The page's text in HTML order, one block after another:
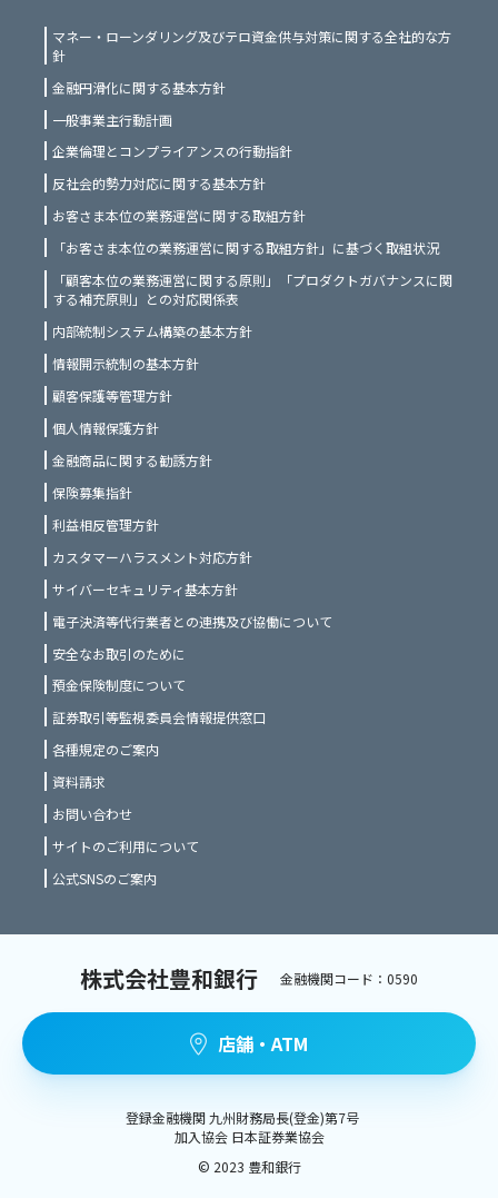
マネー・ローンダリング及びテロ資金供与対策に関する全社的な方
針
金融円滑化に関する基本方針
一般事業主行動計画
企業倫理とコンプライアンスの行動指針
反社会的勢力対応に関する基本方針
お客さま本位の業務運営に関する取組方針
「お客さま本位の業務運営に関する取組方針」に基づく取組状況
「顧客本位の業務運営に関する原則」「プロダクトガバナンスに関
する補充原則」との対応関係表
内部統制システム構築の基本方針
情報開示統制の基本方針
顧客保護等管理方針
個人情報保護方針
金融商品に関する勧誘方針
保険募集指針
利益相反管理方針
カスタマーハラスメント対応方針
サイバーセキュリティ基本方針
電子決済等代行業者との連携及び協働について
安全なお取引のために
預金保険制度について
証券取引等監視委員会情報提供窓口
各種規定のご案内
資料請求
お問い合わせ
サイトのご利用について
公式SNSのご案内
株式会社豊和銀行 金融機関コード：0590
店舗・ATM
登録金融機関 九州財務局長(登金)第7号
加入協会 日本証券業協会
©️ 2023 豊和銀行